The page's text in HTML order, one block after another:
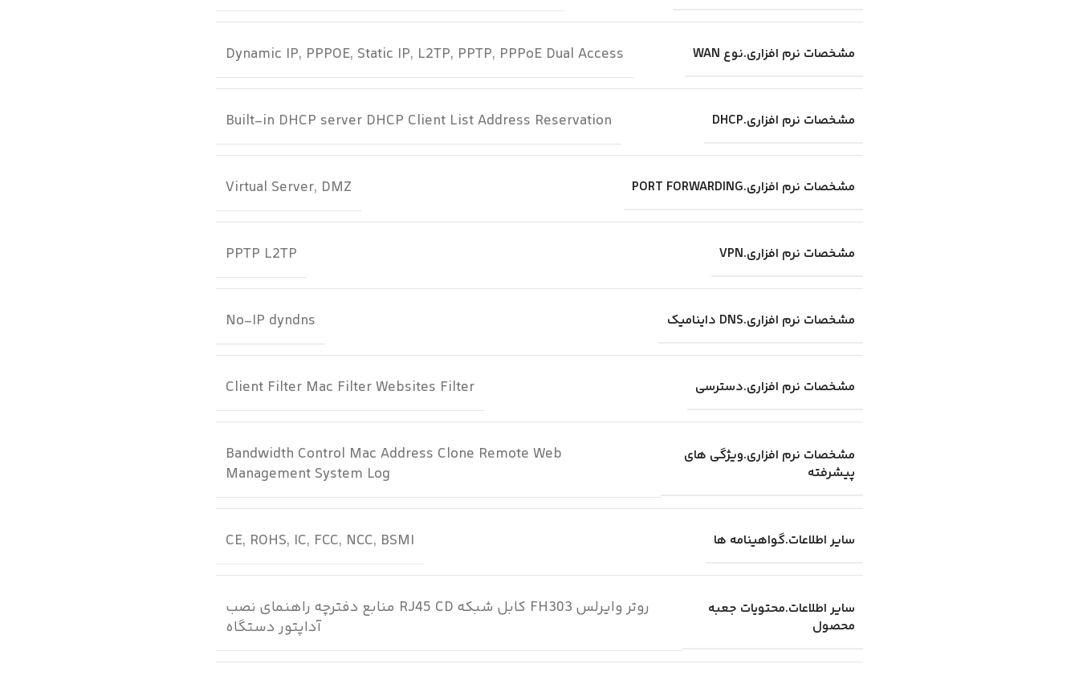
مشخصات نرم افزاری.نوع WAN Dynamic IP, PPPOE, Static IP, L2TP, PPTP, PPPoE Dual Access
مشخصات نرم افزاری.DHCP Built-in DHCP server DHCP Client List Address Reservation
مشخصات نرم افزاری.PORT FORWARDING Virtual Server, DMZ
مشخصات نرم افزاری.VPN PPTP L2TP
مشخصات نرم افزاری.DNS داینامیک No-IP dyndns
مشخصات نرم افزاری.دسترسی Client Filter Mac Filter Websites Filter
مشخصات نرم افزاری.ویژگی های
پیشرفته
Bandwidth Control Mac Address Clone Remote Web
Management System Log
سایر اطلاعات.گواهینامه ها CE, ROHS, IC, FCC, NCC, BSMI
سایر اطلاعات.محتویات جعبه
محصول
روتر وایرلس FH303 کابل شبکه RJ45 CD منابع دفترچه راهنمای نصب
آداپتور دستگاه